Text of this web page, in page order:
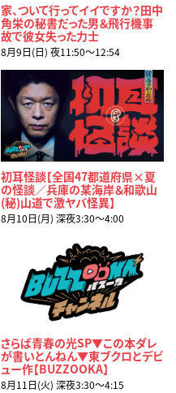
家、ついて行ってイイですか？田中
角栄の秘書だった男＆飛行機事
故で彼女失った力士
8月9日(日) 夜11:50〜12:54
初耳怪談【全国47都道府県×夏
の怪談／兵庫の某海岸＆和歌山
(秘)山道で激ヤバ怪異】
8月10日(月) 深夜3:30〜4:00
さらば青春の光SP▼この本ダレ
が書いとんねん▼東ブクロとデビ
ュー作【BUZZOOKA】
8月11日(火) 深夜3:30〜4:15